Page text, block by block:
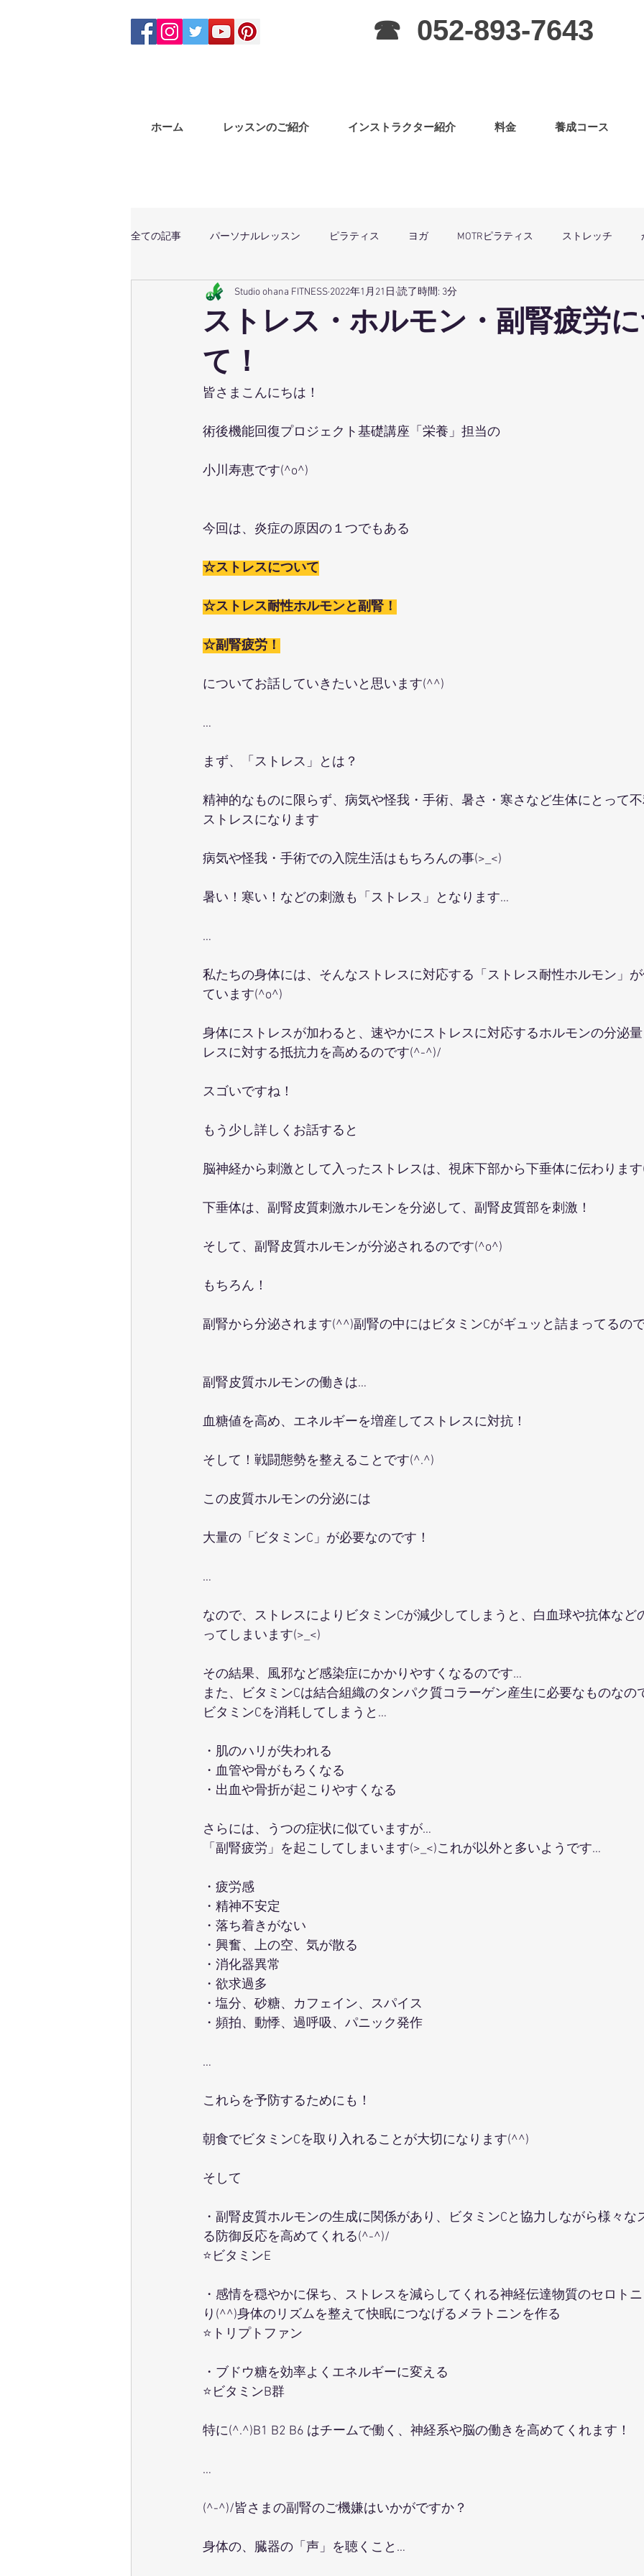
☎ 052-893-7643
ホーム レッスンのご紹介 インストラクター紹介 料金 養成コース
全ての記事 パーソナルレッスン ピラティス ヨガ MOTRピラティス ストレッチ
体幹トレーニング マサラバングラ ピラティス（子連OK）
ウェーブストレッチ
ポールウォーキング ピラティス養成コース
ストレス・ホルモン・副腎疲労
て！
Studio ohana FITNESS 2022年1月21日 読了時間: 3分
皆さまこんにちは！
術後機能回復プロジェクト基礎講座「栄養」担当の
小川寿恵です(^o^)
今回は、炎症の原因の１つでもある
☆ストレスについて
☆ストレス耐性ホルモンと副腎！
☆副腎疲労！
についてお話していきたいと思います(^^)
…
まず、「ストレス」とは？
精神的なものに限らず、病気や怪我・手術、暑さ・寒さなど生体にとって
ストレスになります
病気や怪我・手術での入院生活はもちろんの事(>_<)
暑い！寒い！などの刺激も「ストレス」となります…
…
私たちの身体には、そんなストレスに対応する「ストレス耐性ホルモン」
ています(^o^)
身体にストレスが加わると、速やかにストレスに対応するホルモンの分泌
レスに対する抵抗力を高めるのです(^-^)/
スゴいですね！
もう少し詳しくお話すると
脳神経から刺激として入ったストレスは、視床下部から下垂体に伝わりま
下垂体は、副腎皮質刺激ホルモンを分泌して、副腎皮質部を刺激！
そして、副腎皮質ホルモンが分泌されるのです(^o^)
もちろん！
副腎から分泌されます(^^)副腎の中にはビタミンCがギュッと詰まってるの
副腎皮質ホルモンの働きは…
血糖値を高め、エネルギーを増産してストレスに対抗！
そして！戦闘態勢を整えることです(^.^)
この皮質ホルモンの分泌には
大量の「ビタミンC」が必要なのです！
…
なので、ストレスによりビタミンCが減少してしまうと、白血球や抗体など
ってしまいます(>_<)
その結果、風邪など感染症にかかりやすくなるのです…
また、ビタミンCは結合組織のタンパク質コラーゲン産生に必要なものなの
ビタミンCを消耗してしまうと…
・肌のハリが失われる
・血管や骨がもろくなる
・出血や骨折が起こりやすくなる
さらには、うつの症状に似ていますが…
「副腎疲労」を起こしてしまいます(>_<)これが以外と多いようです…
・疲労感
・精神不安定
・落ち着きがない
・興奮、上の空、気が散る
・消化器異常
・欲求過多
・塩分、砂糖、カフェイン、スパイス
・頻拍、動悸、過呼吸、パニック発作
…
これらを予防するためにも！
朝食でビタミンCを取り入れることが大切になります(^^)
そして
・副腎皮質ホルモンの生成に関係があり、ビタミンCと協力しながら様々な
る防御反応を高めてくれる(^-^)/
⭐ビタミンE
・感情を穏やかに保ち、ストレスを減らしてくれる神経伝達物質のセロト
り(^^)身体のリズムを整えて快眠につなげるメラトニンを作る
⭐トリプトファン
・ブドウ糖を効率よくエネルギーに変える
⭐ビタミンB群
特に(^.^)B1 B2 B6 はチームで働く、神経系や脳の働きを高めてくれます！
…
(^-^)/皆さまの副腎のご機嫌はいかがですか？
身体の、臓器の「声」を聴くこと…